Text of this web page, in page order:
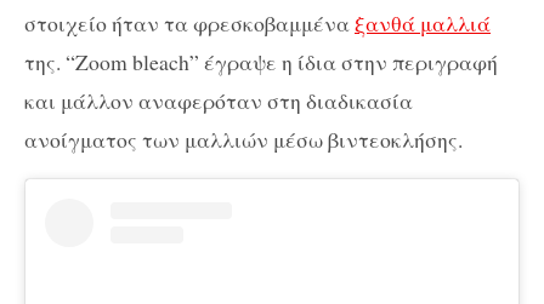
στοιχείο ήταν τα φρεσκοβαμμέναξανθά μαλλιά
της. “Zoom bleach” έγραψε η ίδια στην περιγραφή
και μάλλον αναφερόταν στη διαδικασία
ανοίγματος των μαλλιών μέσω βιντεοκλήσης.